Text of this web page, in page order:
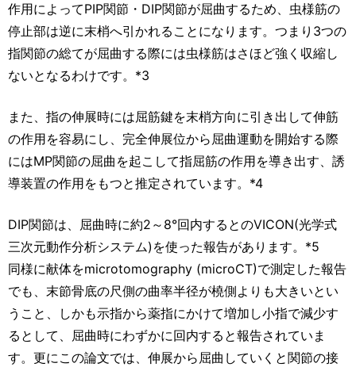
作用によってPIP関節・DIP関節が屈曲するため、虫様筋の
停止部は逆に末梢へ引かれることになります。つまり3つの
指関節の総てが屈曲する際には虫様筋はさほど強く収縮し
ないとなるわけです。*3
また、指の伸展時には屈筋鍵を末梢方向に引き出して伸筋
の作用を容易にし、完全伸展位から屈曲運動を開始する際
にはMP関節の屈曲を起こして指屈筋の作用を導き出す、誘
導装置の作用をもつと推定されています。*4
DIP関節は、屈曲時に約2～8°回内するとのVICON(光学式
三次元動作分析システム)を使った報告があります。*5
同様に献体をmicrotomography (microCT)で測定した報告
でも、末節骨底の尺側の曲率半径が橈側よりも大きいとい
うこと、しかも示指から薬指にかけて増加し小指で減少す
るとして、屈曲時にわずかに回内すると報告されていま
す。更にこの論文では、伸展から屈曲していくと関節の接